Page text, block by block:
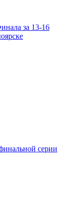
за 13-16
серии